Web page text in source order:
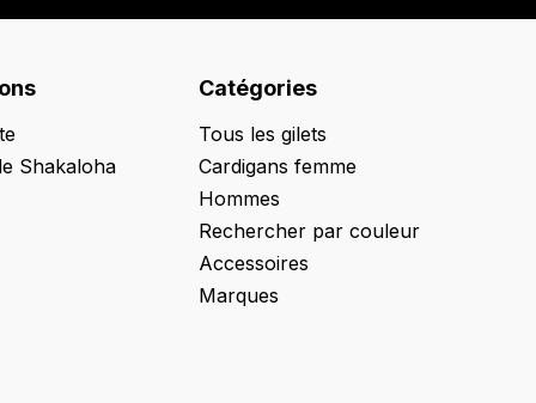
Shakaloha
Catégories
Tous les gilets
Cardigans femme
Hommes
Rechercher par couleur
Accessoires
Marques